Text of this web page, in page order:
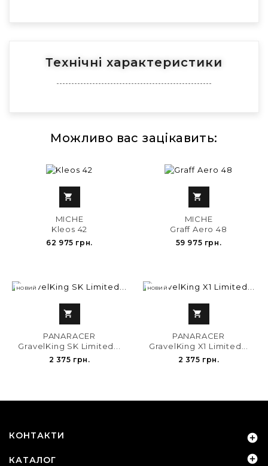
Технічні характеристики
Можливо вас зацікавить:

MICHE
Kleos 42
62 975 грн.

MICHE
Graff Aero 48
59 975 грн.
НОВИЙ

PANARACER
GravelKing SK Limited...
2 375 грн.
НОВИЙ

PANARACER
GravelKing X1 Limited...
2 375 грн.
КОНТАКТИ 
КАТАЛОГ 